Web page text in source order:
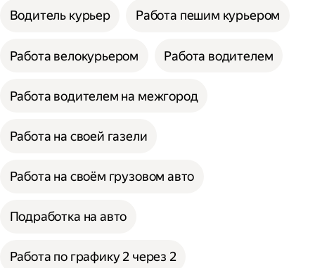
Водитель курьер Работа пешим курьером
Работа велокурьером Работа водителем
Работа водителем на межгород
Работа на своей газели
Работа на своём грузовом авто
Подработка на авто
Работа по графику 2 через 2